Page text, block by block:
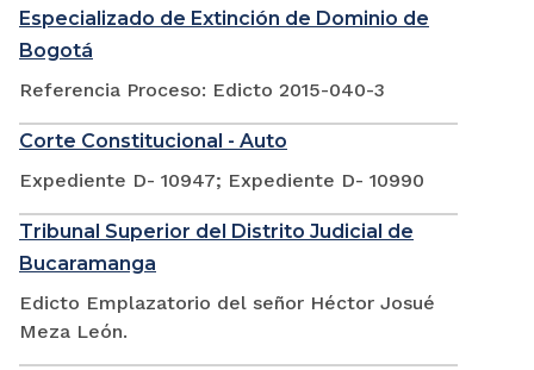
Especializado de Extinción de Dominio de
Bogotá
Referencia Proceso: Edicto 2015-040-3
Corte Constitucional - Auto
Expediente D- 10947; Expediente D- 10990
Tribunal Superior del Distrito Judicial de
Bucaramanga
Edicto Emplazatorio del señor Héctor Josué
Meza León.